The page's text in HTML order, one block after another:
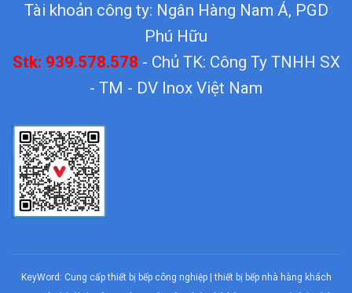
Tài khoản công ty: Ngân Hàng Nam Á, PGD
Phú Hữu
Stk: 939.578.578 - Chủ TK: Công Ty TNHH SX
- TM - DV Inox Việt Nam
KeyWord: Cung cấp thiết bị bếp công nghiệp|thiết bị bếp nhà hàng khách